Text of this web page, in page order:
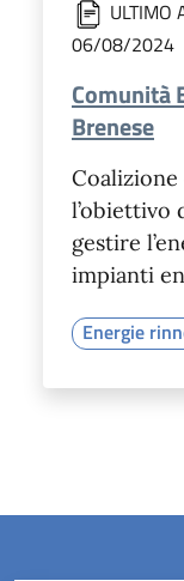
ULTIMO
06/08/2024
Comunità
Brenese
l’obiettivo
gestire
impianti
Energie